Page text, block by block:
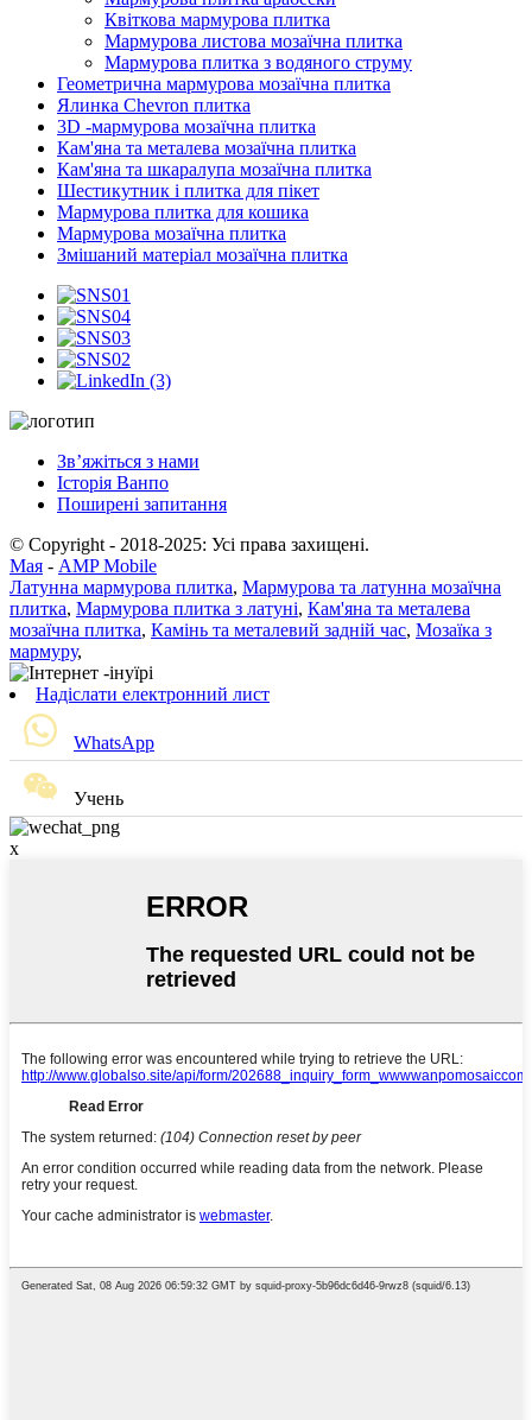
Квіткова мармурова плитка
Мармурова листова мозаїчна плитка
Мармурова плитка з водяного струму
Геометрична мармурова мозаїчна плитка
Ялинка Chevron плитка
3D -мармурова мозаїчна плитка
Кам'яна та металева мозаїчна плитка
Кам'яна та шкаралупа мозаїчна плитка
Шестикутник і плитка для пікет
Мармурова плитка для кошика
Мармурова мозаїчна плитка
Змішаний матеріал мозаїчна плитка
Зв’яжіться з нами
Історія Ванпо
Поширені запитання
© Copyright - 2018-2025: Усі права захищені.
Мая - AMP Mobile
Латунна мармурова плитка, Мармурова та латунна мозаїчна
плитка, Мармурова плитка з латуні, Кам'яна та металева
мозаїчна плитка, Камінь та металевий задній час, Мозаїка з
мармуру,
Надіслати електронний лист
WhatsApp
Учень
x